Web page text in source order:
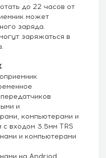
до 22 часов от
может
заряда.
заряжаться в
и
компьютерами и
с входом 3.5мм TRS
и компьютерами